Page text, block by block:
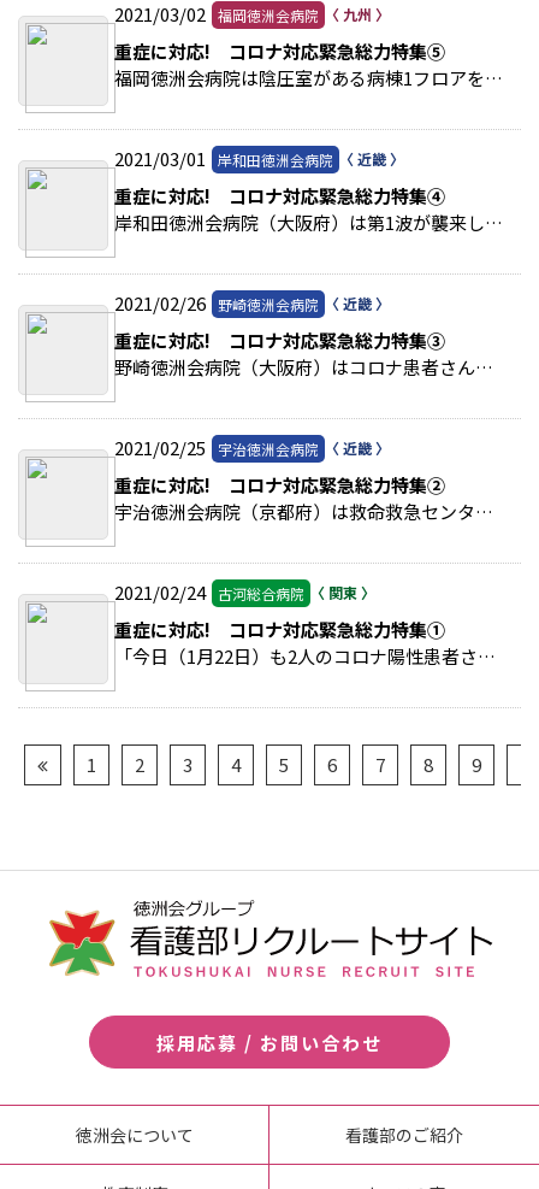
2021/03/02 福岡徳洲会病院
重症に対応! コロナ対応緊急総力特集⑤
福岡徳洲会病院は陰圧室がある病棟1フロアをコロナ専用病床に利用。 >>続きを読む
2021/03/01 岸和田徳洲会病院
重症に対応! コロナ対応緊急総力特集④
岸和田徳洲会病院（大阪府）は第1波が襲来した昨年3月にコロナ患者さんの入院受け入れを開始。 >>続きを読む
2021/02/26 野崎徳洲会病院
重症に対応! コロナ対応緊急総力特集③
野崎徳洲会病院（大阪府）はコロナ患者さんの受け入れに中等症38床、重症4床を用意している。 >>続きを読む
2021/02/25 宇治徳洲会病院
重症に対応! コロナ対応緊急総力特集②
宇治徳洲会病院（京都府）は救命救急センターの一部を新型コロナ専用病床として確保。 >>続きを読む
2021/02/24 古河総合病院
重症に対応! コロナ対応緊急総力特集①
「今日（1月22日）も2人のコロナ陽性患者さんが入院しました。ひとりは1月中旬に陽性が判明した。 >>続きを読む
1 2 3 4 5 6 7 8 9
採用応募 / お問い合わせ
徳洲会について 看護部のご紹介